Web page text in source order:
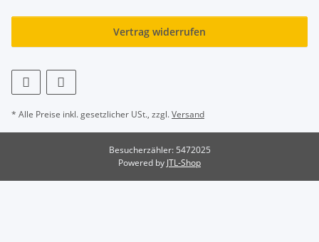
Vertrag widerrufen
* Alle Preise inkl. gesetzlicher USt., zzgl.Versand
Besucherzähler: 5472025
Powered by JTL-Shop